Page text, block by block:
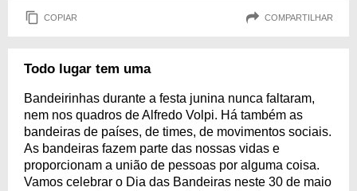
COPIAR COMPARTILHAR
Todo lugar tem uma
Bandeirinhas durante a festa junina nunca faltaram,
nem nos quadros de Alfredo Volpi. Há também as
bandeiras de países, de times, de movimentos sociais.
As bandeiras fazem parte das nossas vidas e
proporcionam a união de pessoas por alguma coisa.
Vamos celebrar o Dia das Bandeiras neste 30 de maio